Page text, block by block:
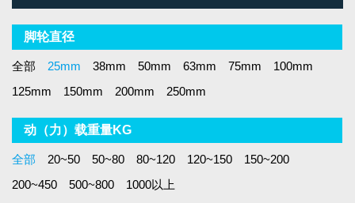
脚轮直径
全部 25mm 38mm 50mm 63mm 75mm
100mm
125mm
150mm 200mm 250mm
动（力）载重量KG
全部 20~50 50~80 80~120 120~150
150~200
200~450
500~800 1000以上